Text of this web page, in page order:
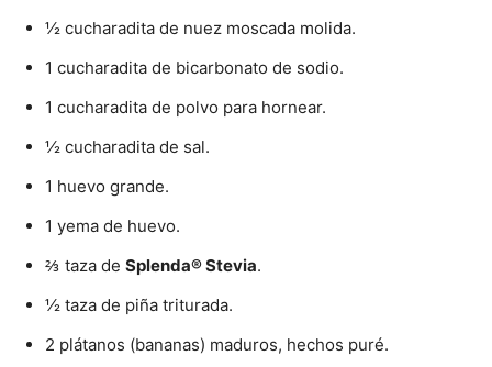
½ cucharadita de nuez moscada molida.
1 cucharadita de bicarbonato de sodio.
1 cucharadita de polvo para hornear.
½ cucharadita de sal.
1 huevo grande.
1 yema de huevo.
⅔ taza de Splenda® Stevia.
½ taza de piña triturada.
2 plátanos (bananas) maduros, hechos puré.